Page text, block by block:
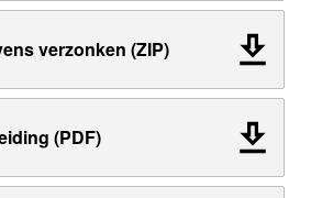
verzonken (ZIP)
(PDF)